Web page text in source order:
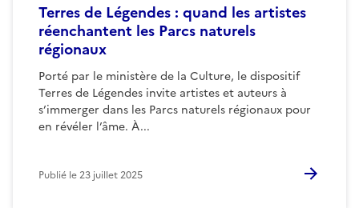
Terres de Légendes : quand les artistes
réenchantent les Parcs naturels
régionaux
Porté par le ministère de la Culture, le dispositif
Terres de Légendes invite artistes et auteurs à
s’immerger dans les Parcs naturels régionaux pour
en révéler l’âme. À...
Publié le23 juillet 2025